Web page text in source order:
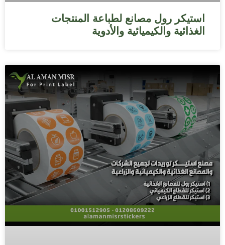
استيكر رول مصانع لطباعة المنتجات
الغذائية والكيميائية والأدوية